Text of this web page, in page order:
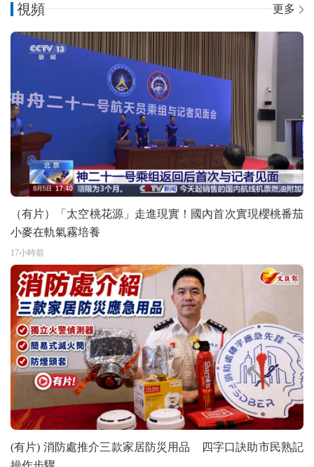
視頻 更多
（有片）「太空桃花源」走進現實！國內首次實現櫻桃番茄
小麥在軌氣霧培養
17小時前
(有片) 消防處推介三款家居防災用品 四字口訣助市民熟記